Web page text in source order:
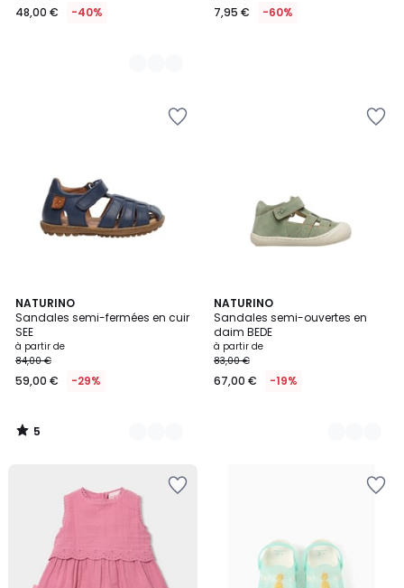
48,00 € -40% 7,95 € -60%
NATURINO
Sandales semi-fermées en cuir
SEE
à partir de
84,00 €
59,00 € -29%
5
/
5
14
Couleurs
5
/
NATURINO
Sandales semi-ouvertes en
daim BEDE
à partir de
83,00 €
67,00 € -19%
2
Couleurs